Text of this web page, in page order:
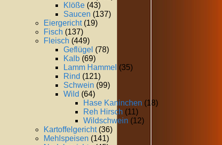
Klöße (43)
Saucen (137)
Eiergericht(19)
Fisch (137)
Fleisch (449)
Geflügel (78)
Kalb (69)
Lamm Hammel (35)
Rind (121)
Schwein (99)
Wild (64)
Hase Kaninchen (18)
Reh Hirsch (11)
Wildschwein (12)
Kartoffelgericht(36)
Mehlspeisen (141)